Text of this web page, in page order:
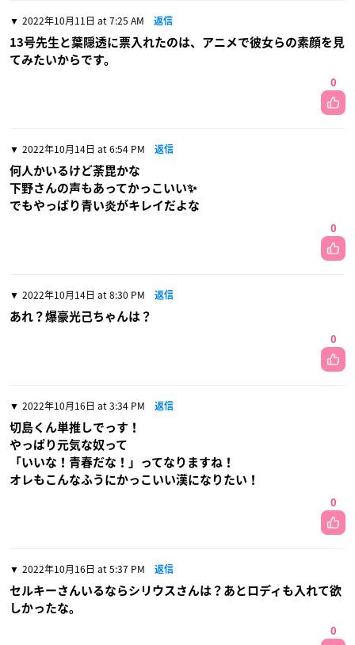
2022年10月11日 at 7:25 AM 返信
13号先生と葉隠透に票入れたのは、アニメで彼女らの素顔を見
てみたいからです。
0
2022年10月14日 at 6:54 PM 返信
何人かいるけど荼毘かな
下野さんの声もあってかっこいい✨
でもやっぱり青い炎がキレイだよな
0
2022年10月14日 at 8:30 PM 返信
あれ？爆豪光己ちゃんは？
0
2022年10月16日 at 3:34 PM 返信
切島くん単推しでっす！
やっぱり元気な奴って
「いいな！青春だな！」ってなりますね！
オレもこんなふうにかっこいい漢になりたい！
0
2022年10月16日 at 5:37 PM 返信
セルキーさんいるならシリウスさんは？あとロディも入れて欲
しかったな。
0